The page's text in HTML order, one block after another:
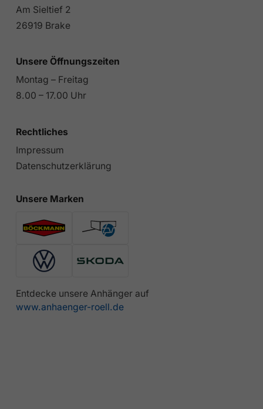
Am Sieltief 2
26919 Brake
Unsere Öffnungszeiten
Montag – Freitag
8.00 – 17.00 Uhr
Rechtliches
Impressum
Datenschutzerklärung
Unsere Marken
Entdecke unsere Anhänger auf
www.anhaenger-roell.de